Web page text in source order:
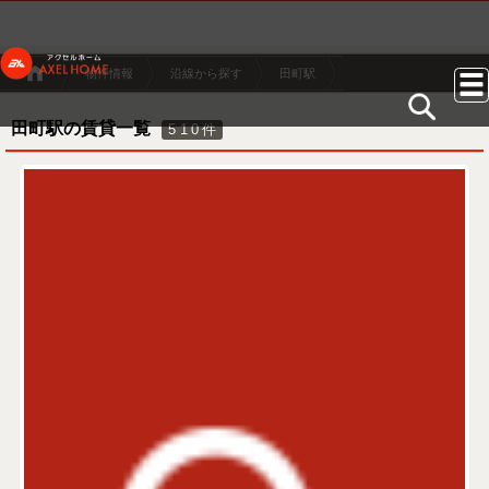
物件情報 沿線から探す 田町駅
田町駅の賃貸一覧 510件